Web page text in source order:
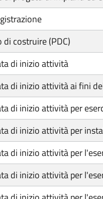
costruire (PDC)
di inizio attività
di inizio attività ai fini
di inizio attività per
di inizio attività per
di inizio attività per
di inizio attività per